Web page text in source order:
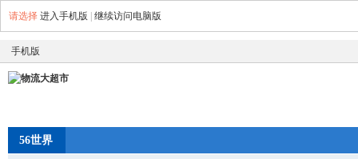
请选择 进入手机版 继续访问电脑版
手机版
56世界